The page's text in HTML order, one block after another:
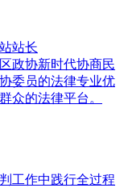
站长
政协新时代协商民
委员的法律专业优
众的法律平台。
工作中践行全过程